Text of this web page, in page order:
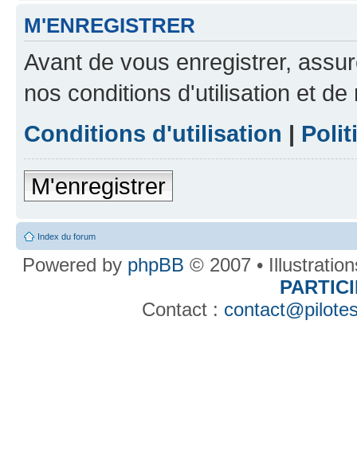
M'ENREGISTRER
Avant de vous enregistrer,
nos conditions d'utilisation et
Conditions d'utilisation |
M'enregistrer
Index du forum
Powered by phpBB © 2007 •
Contact :